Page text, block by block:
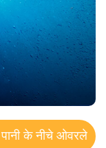
पानी के नीचे ओवरले